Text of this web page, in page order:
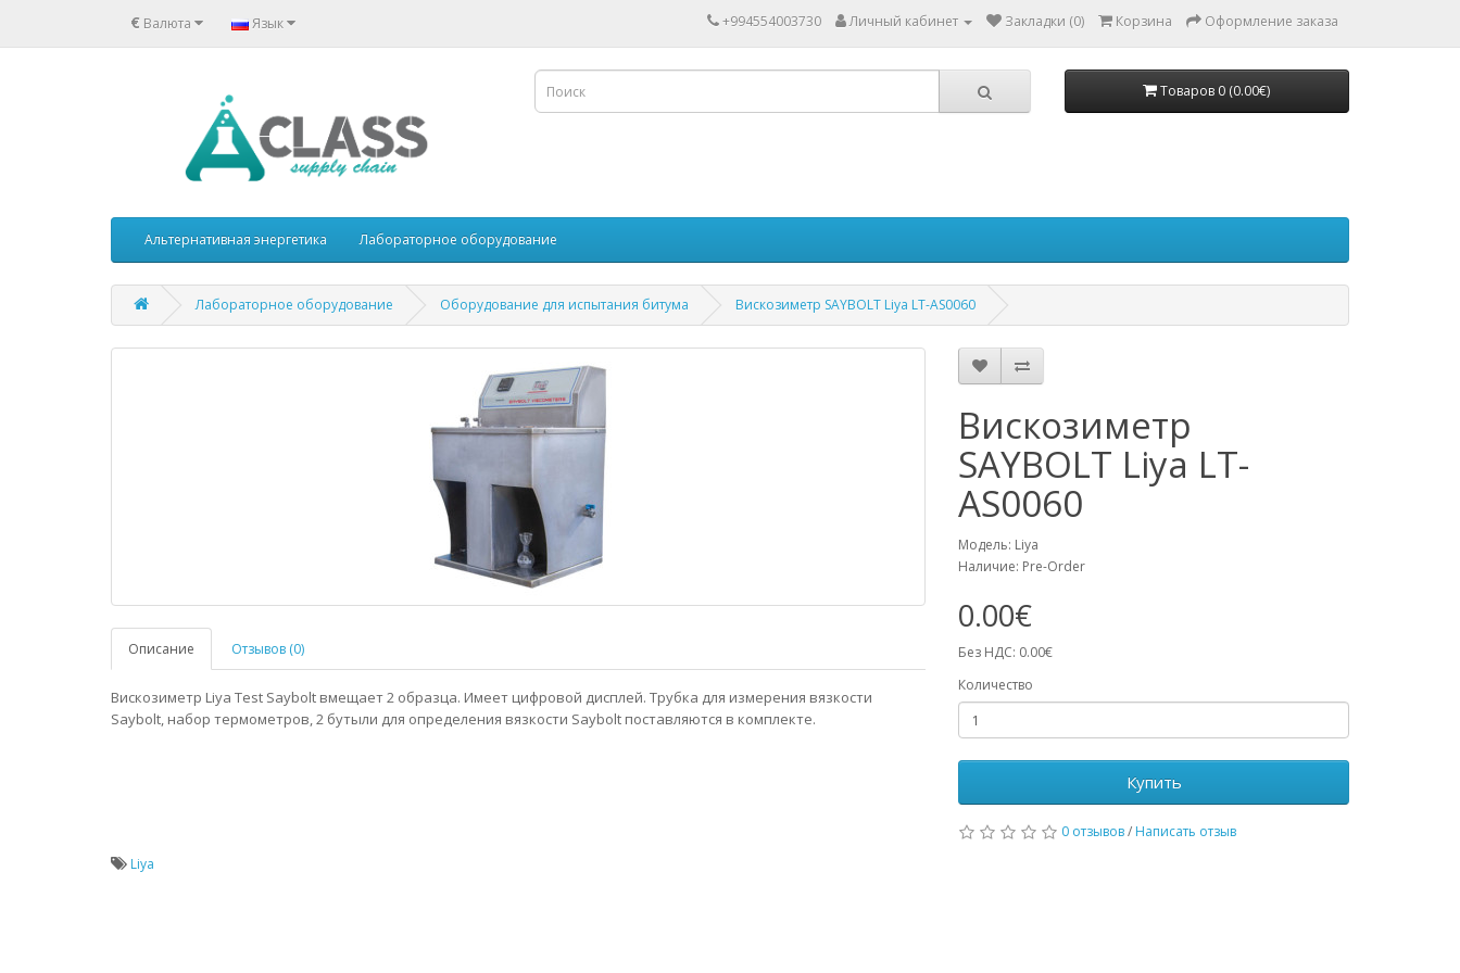
€ Валюта Язык +994554003730 Личный кабинет Закладки (0) Корзина Оформление заказа
Товаров 0 (0.00€)
Альтернативная энергетика Лабораторное оборудование
Лабораторное оборудование Оборудование для испытания битума Вискозиметр SAYBOLT Liya LT-AS0060
Описание Отзывов (0)
Вискозиметр Liya Test Saybolt вмещает 2 образца. Имеет цифровой дисплей. Трубка для измерения вязкости
Saybolt, набор термометров, 2 бутыли для определения вязкости Saybolt поставляются в комплекте.
Вискозиметр
SAYBOLT Liya LT-
AS0060
Модель: Liya
Наличие: Pre-Order
0.00€
Без НДС: 0.00€
Количество
Купить
0 отзывов/ Написать отзыв
Liya